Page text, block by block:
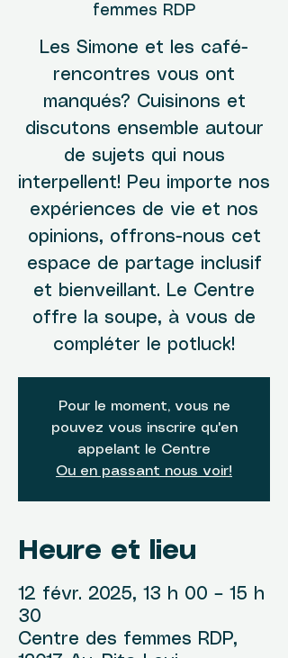
femmes RDP
Les Simone et les café-
rencontres vous ont
manqués? Cuisinons et
discutons ensemble autour
de sujets qui nous
interpellent! Peu importe nos
expériences de vie et nos
opinions, offrons-nous cet
espace de partage inclusif
et bienveillant. Le Centre
offre la soupe, à vous de
compléter le potluck!
Pour le moment, vous ne
pouvez vous inscrire qu'en
appelant le Centre
Ou en passant nous voir!
Heure et lieu
12 févr. 2025, 13 h 00 – 15 h
30
Centre des femmes RDP,